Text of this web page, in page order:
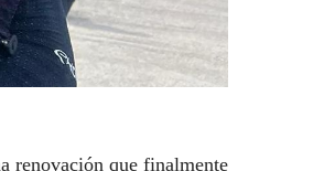
renovación que finalmente